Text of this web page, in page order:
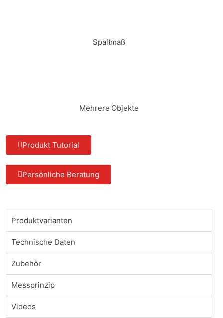
Spaltmaß
Mehrere Objekte
Produkt Tutorial
Persönliche Beratung
Produktvarianten
Technische Daten
Zubehör
Messprinzip
Videos